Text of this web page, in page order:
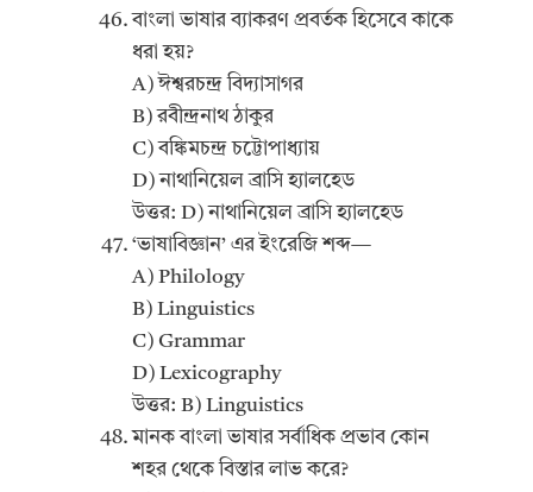
বাংলা ভাষার ব্যাকরণ প্রবর্তক হিসেবে কাকে
ধরা হয়?
A) ঈশ্বরচন্দ্র বিদ্যাসাগর
B) রবীন্দ্রনাথ ঠাকুর
C) বঙ্কিমচন্দ্র চট্টোপাধ্যায়
D) নাথানিয়েল ব্রাসি হ্যালহেড
উত্তর: D) নাথানিয়েল ব্রাসি হ্যালহেড
‘ভাষাবিজ্ঞান’ এর ইংরেজি শব্দ—
A) Philology
B) Linguistics
C) Grammar
D) Lexicography
উত্তর: B) Linguistics
মানক বাংলা ভাষার সর্বাধিক প্রভাব কোন
শহর থেকে বিস্তার লাভ করে?